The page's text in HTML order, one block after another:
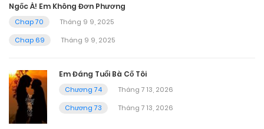
Ngốc À! Em Không Đơn Phương
Chap 70
Tháng 9 9, 2025
Chap 69
Tháng 9 9, 2025
Em Đáng Tuổi Bà Cố Tôi
Chương 74
Tháng 7 13, 2026
Chương 73
Tháng 7 13, 2026